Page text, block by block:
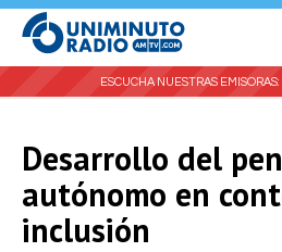
ESCUCHA NUESTRAS EMISORAS:
Desarrollo del
autónomo en
inclusión